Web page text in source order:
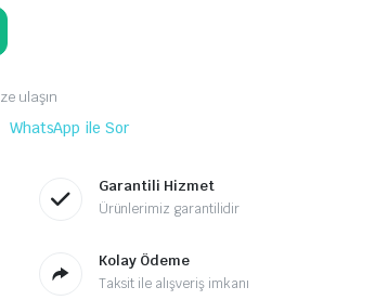
ulaşın
WhatsApp ile Sor
Garantili Hizmet
Ürünlerimiz garantilidir
Kolay Ödeme
Taksit ile alışveriş imkanı